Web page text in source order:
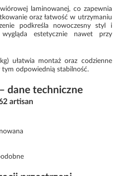
laminowanej, co zapewnia
oraz łatwość w utrzymaniu
podkreśla nowoczesny styl i
estetycznie nawet przy
ułatwia montaż oraz codzienne
tym odpowiednią stabilność.
dane techniczne
artisan